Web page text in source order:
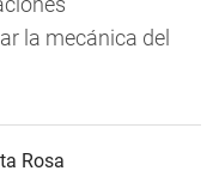
la mecánica del
Rosa